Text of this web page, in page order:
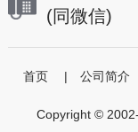
(同微信)
首页 | 公司简介
Copyright ©